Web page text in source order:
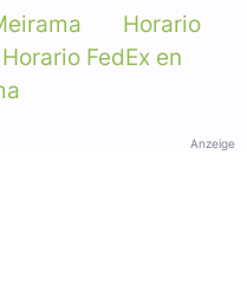
Horario
Horario FedEx en
Anzeige